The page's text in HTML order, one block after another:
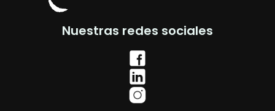
Nuestras redes sociales